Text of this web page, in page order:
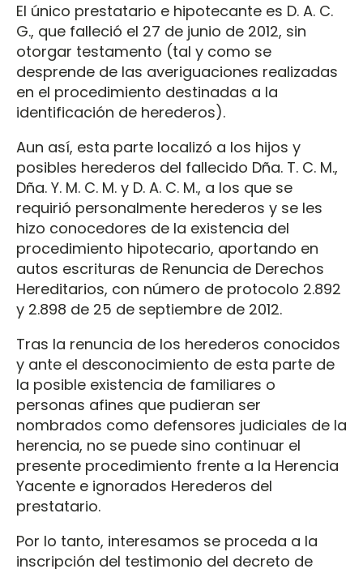
El único prestatario e hipotecante es D. A. C.
G., que falleció el 27 de junio de 2012, sin
otorgar testamento (tal y como se
desprende de las averiguaciones realizadas
en el procedimiento destinadas a la
identificación de herederos).
Aun así, esta parte localizó a los hijos y
posibles herederos del fallecido Dña. T. C. M.,
Dña. Y. M. C. M. y D. A. C. M., a los que se
requirió personalmente herederos y se les
hizo conocedores de la existencia del
procedimiento hipotecario, aportando en
autos escrituras de Renuncia de Derechos
Hereditarios, con número de protocolo 2.892
y 2.898 de 25 de septiembre de 2012.
Tras la renuncia de los herederos conocidos
y ante el desconocimiento de esta parte de
la posible existencia de familiares o
personas afines que pudieran ser
nombrados como defensores judiciales de la
herencia, no se puede sino continuar el
presente procedimiento frente a la Herencia
Yacente e ignorados Herederos del
prestatario.
Por lo tanto, interesamos se proceda a la
inscripción del testimonio del decreto de